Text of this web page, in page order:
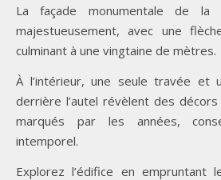
La façade monumentale de la
majestueusement, avec une
culminant à une vingtaine de mètres.
À l’intérieur, une seule travée et
derrière l’autel révèlent des
marqués par les années,
intemporel.
Explorez l’édifice en empruntant